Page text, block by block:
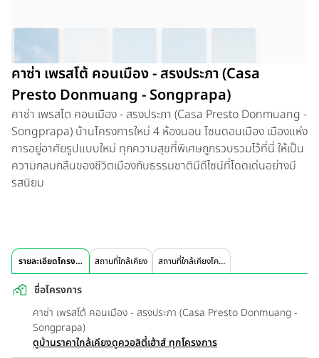
คาซ่า เพรสโต้ คอนเมือง - สรงประภา (Casa
Presto Donmuang - Songprapa)
คาซ่า เพรสโต คอนเมือง - สรงประภา (Casa Presto Donmuang -
Songprapa) บ้านโครงการใหม่ 4 ห้องนอน โซนดอนเมือง เมืองแห่ง
การอยู่อาศัยรูปแบบใหม่ ทุกความสุขที่พิเศษถูกรวบรวมไว้ที่นี่ ให้เป็น
ความกลมกลืนของชีวิตเมืองกับธรรมชาติมีดีไซน์ที่โดดเด่นอย่างมี
รสนิยม
รายละเอียดโครงการ สถานที่ใกล้เคียง สถานที่ใกล้เคียงโครงการ
ชื่อโครงการ
คาซ่า เพรสโต้ คอนเมือง - สรงประภา (Casa Presto Donmuang -
Songprapa)
ดูบ้านราคาใกล้เคียงดูควอลิตี้เฮ้าส์ ทุกโครงการ